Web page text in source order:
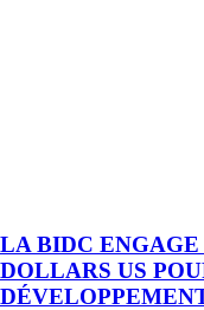
LA BIDC
DOLLARS US